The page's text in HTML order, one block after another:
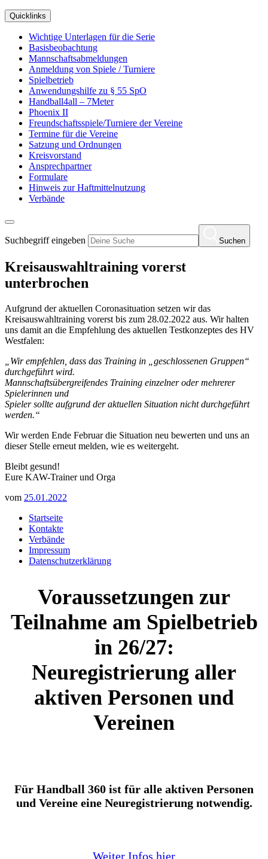
Quicklinks
Wichtige Unterlagen für die Serie
Basisbeobachtung
Mannschaftsabmeldungen
Anmeldung von Spiele / Turniere
Spielbetrieb
Anwendungshilfe zu § 55 SpO
Handball4all – 7Meter
Phoenix II
Freundschaftsspiele/Turniere der Vereine
Termine für die Vereine
Satzung und Ordnungen
Kreisvorstand
Ansprechpartner
Formulare
Hinweis zur Haftmittelnutzung
Verbände
Suchbegriff eingeben Suchen
Kreisauswahltraining vorerst
unterbrochen
Aufgrund der aktuellen Coronasituation setzen wir das
Kreisauswahltraining vorerst bis zum 28.02.2022 aus. Wir halten
uns damit an die Empfehlung des aktuellen Testkonzeptes des HV
Westfalen:
„Wir empfehlen, dass das Training in „geschlossenen Gruppen“
durchgeführt wird.
Mannschaftsübergreifendes Training einzelner oder mehrerer
Spielerinnen und
Spieler sollte aufgrund der aktuellen Situation nicht durchgeführt
werden.“
Wir werden Ende Februar die Situation neu bewerten und uns an
dieser Stelle erneut melden, wie es weitergeht.
Bleibt gesund!
Eure KAW-Trainer und Orga
vom 25.01.2022
Startseite
Kontakte
Verbände
Impressum
Datenschutzerklärung
Voraussetzungen zur
Teilnahme am Spielbetrieb
in 26/27:
Neuregistrierung aller
aktiven Personen und
Vereinen
Für Handball 360 ist für alle aktiven Personen
und Vereine eine Neuregistrierung notwendig.
Weiter Infos hier